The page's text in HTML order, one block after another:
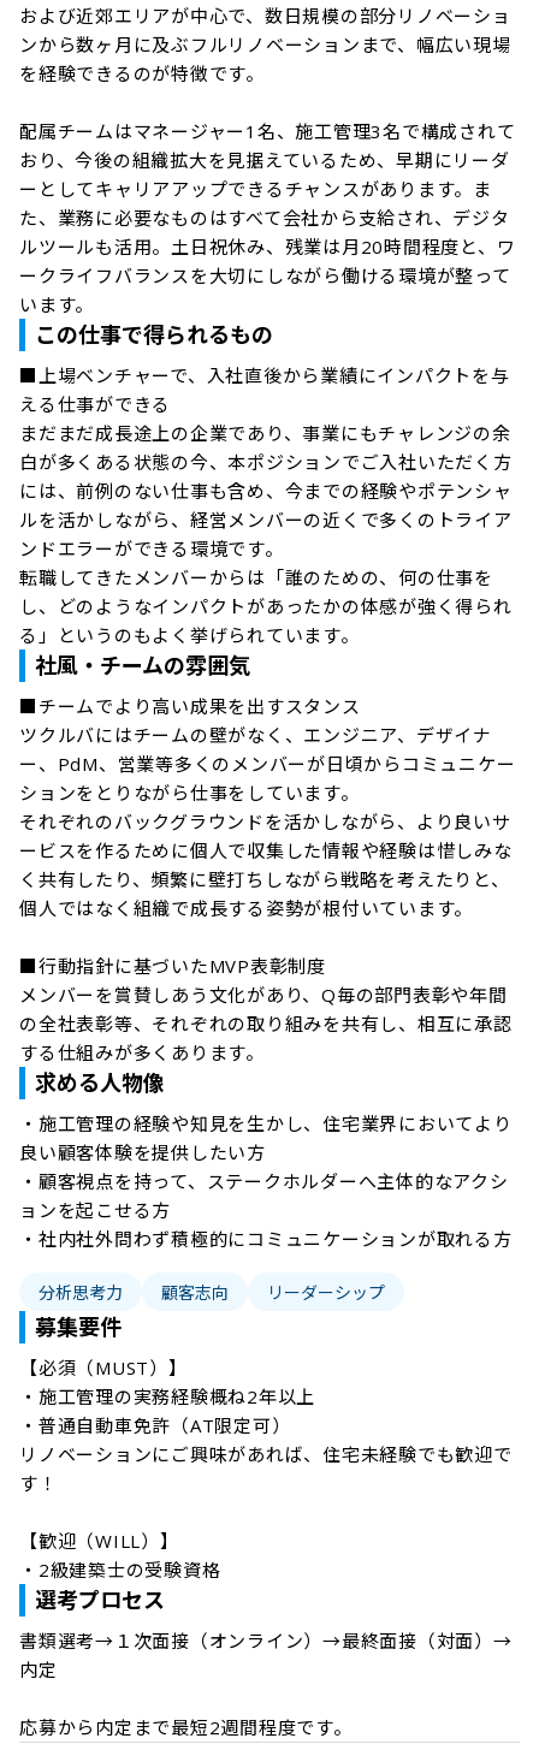
および近郊エリアが中心で、数日規模の部分リノベーショ
ンから数ヶ月に及ぶフルリノベーションまで、幅広い現場
を経験できるのが特徴です。
配属チームはマネージャー1名、施工管理3名で構成されて
おり、今後の組織拡大を見据えているため、早期にリーダ
ーとしてキャリアアップできるチャンスがあります。ま
た、業務に必要なものはすべて会社から支給され、デジタ
ルツールも活用。土日祝休み、残業は月20時間程度と、ワ
ークライフバランスを大切にしながら働ける環境が整って
います。
この仕事で得られるもの
■上場ベンチャーで、入社直後から業績にインパクトを与
える仕事ができる
まだまだ成長途上の企業であり、事業にもチャレンジの余
白が多くある状態の今、本ポジションでご入社いただく方
には、前例のない仕事も含め、今までの経験やポテンシャ
ルを活かしながら、経営メンバーの近くで多くのトライア
ンドエラーができる環境です。
転職してきたメンバーからは「誰のための、何の仕事を
し、どのようなインパクトがあったかの体感が強く得られ
る」というのもよく挙げられています。
社風・チームの雰囲気
■チームでより高い成果を出すスタンス
ツクルバにはチームの壁がなく、エンジニア、デザイナ
ー、PdM、営業等多くのメンバーが日頃からコミュニケー
ションをとりながら仕事をしています。
それぞれのバックグラウンドを活かしながら、より良いサ
ービスを作るために個人で収集した情報や経験は惜しみな
く共有したり、頻繁に壁打ちしながら戦略を考えたりと、
個人ではなく組織で成長する姿勢が根付いています。
■行動指針に基づいたMVP表彰制度
メンバーを賞賛しあう文化があり、Q毎の部門表彰や年間
の全社表彰等、それぞれの取り組みを共有し、相互に承認
する仕組みが多くあります。
求める人物像
・施工管理の経験や知見を生かし、住宅業界においてより
良い顧客体験を提供したい方
・顧客視点を持って、ステークホルダーへ主体的なアクシ
ョンを起こせる方
・社内社外問わず積極的にコミュニケーションが取れる方
分析思考力 顧客志向 リーダーシップ
募集要件
【必須（MUST）】
・施工管理の実務経験概ね2年以上
・普通自動車免許（AT限定可）
リノベーションにご興味があれば、住宅未経験でも歓迎で
す！
【歓迎（WILL）】
選考プロセス
書類選考→１次面接（オンライン）→最終面接（対面）→
内定
応募から内定まで最短2週間程度です。